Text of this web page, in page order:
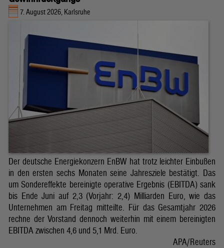
7. August 2026, Karlsruhe
Der deutsche Energiekonzern EnBW hat trotz leichter Einbußen
in den ersten sechs Monaten seine Jahresziele bestätigt. Das
um Sondereffekte bereinigte operative Ergebnis (EBITDA) sank
bis Ende Juni auf 2,3 (Vorjahr: 2,4) Milliarden Euro, wie das
Unternehmen am Freitag mitteilte. Für das Gesamtjahr 2026
rechne der Vorstand dennoch weiterhin mit einem bereinigten
EBITDA zwischen 4,6 und 5,1 Mrd. Euro.
APA/Reuters